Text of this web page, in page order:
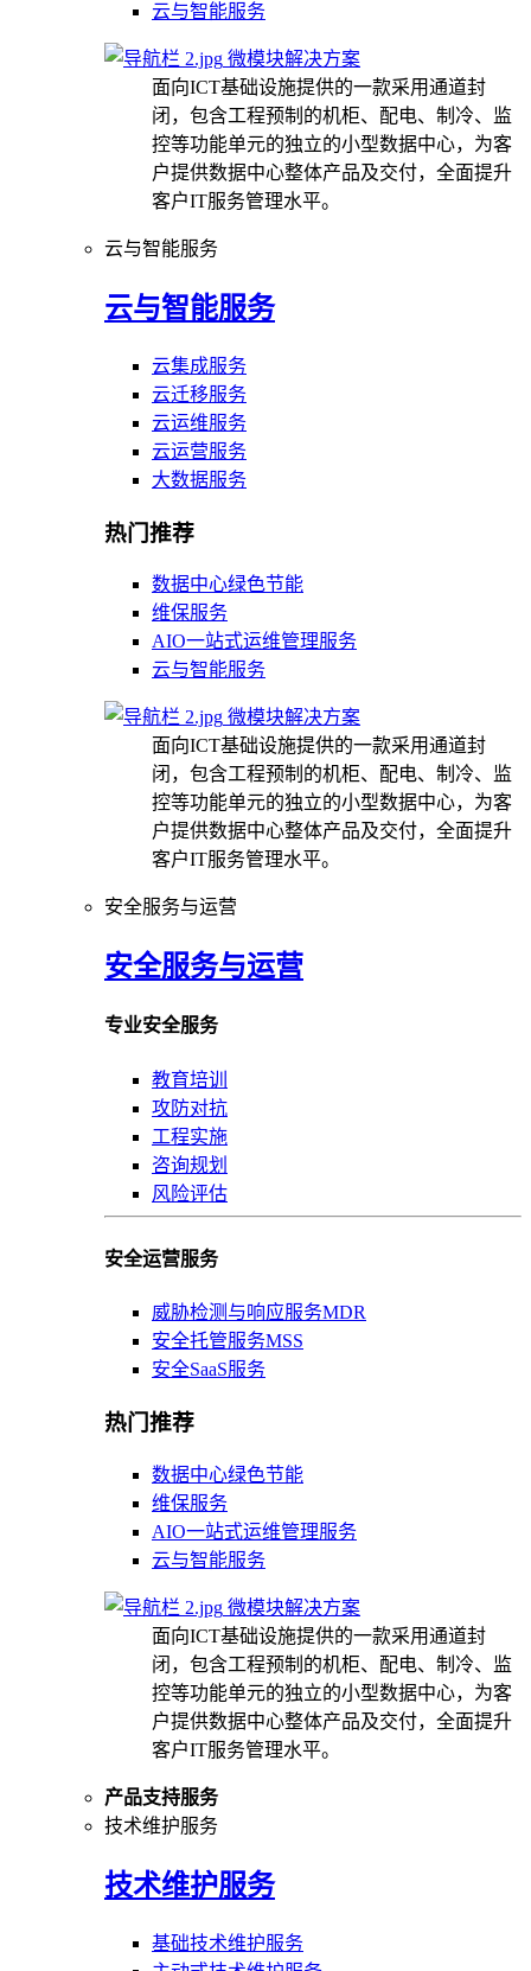
云与智能服务
微模块解决方案
面向ICT基础设施提供的一款采用通道封
闭，包含工程预制的机柜、配电、制冷、监
控等功能单元的独立的小型数据中心，为客
户提供数据中心整体产品及交付，全面提升
客户IT服务管理水平。
云与智能服务
云与智能服务
云集成服务
云迁移服务
云运维服务
云运营服务
大数据服务
热门推荐
数据中心绿色节能
维保服务
AIO一站式运维管理服务
云与智能服务
微模块解决方案
面向ICT基础设施提供的一款采用通道封
闭，包含工程预制的机柜、配电、制冷、监
控等功能单元的独立的小型数据中心，为客
户提供数据中心整体产品及交付，全面提升
客户IT服务管理水平。
安全服务与运营
安全服务与运营
专业安全服务
教育培训
攻防对抗
工程实施
咨询规划
风险评估
安全运营服务
威胁检测与响应服务MDR
安全托管服务MSS
安全SaaS服务
热门推荐
数据中心绿色节能
维保服务
AIO一站式运维管理服务
云与智能服务
微模块解决方案
面向ICT基础设施提供的一款采用通道封
闭，包含工程预制的机柜、配电、制冷、监
控等功能单元的独立的小型数据中心，为客
户提供数据中心整体产品及交付，全面提升
客户IT服务管理水平。
产品支持服务
技术维护服务
技术维护服务
基础技术维护服务